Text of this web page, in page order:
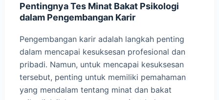
Pentingnya Tes Minat Bakat Psikologi
dalam Pengembangan Karir
Pengembangan karir adalah langkah penting
dalam mencapai kesuksesan profesional dan
pribadi. Namun, untuk mencapai kesuksesan
tersebut, penting untuk memiliki pemahaman
yang mendalam tentang minat dan bakat